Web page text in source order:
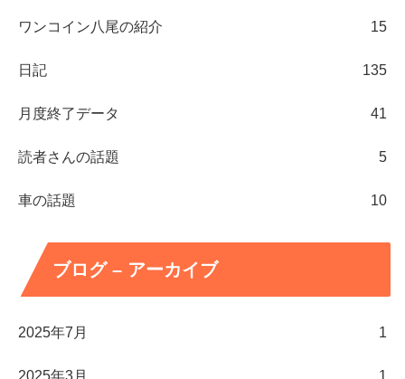
ワンコイン八尾の紹介 15
日記 135
月度終了データ 41
読者さんの話題 5
車の話題 10
ブログ – アーカイブ
2025年7月 1
2025年3月 1